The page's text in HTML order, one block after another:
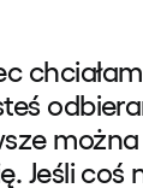
Jeśli coś